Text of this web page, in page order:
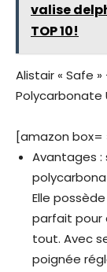
valise
TOP 10!
Alistair « Safe
Polycarbonate
[amazon box=
Avantages :
Elle
parfait pour
tout. Avec
poignée